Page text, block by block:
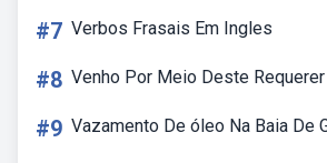
#7 Verbos Frasais Em Ingles
#8 Venho Por Meio Deste Requerer
#9 Vazamento De óleo Na Baia De